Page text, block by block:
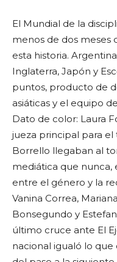
El Mundial de la
menos de dos meses
esta historia.
Inglaterra, Japón y
puntos, producto de
asiáticas y el equipo
Dato de color: Laura
jueza principal para el
Borrello llegaban al
mediática que nunca,
entre el género y la
Vanina Correa,
Bonsegundo y
último cruce ante El
nacional igualó lo que